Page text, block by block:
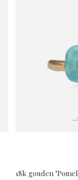
18k gouden